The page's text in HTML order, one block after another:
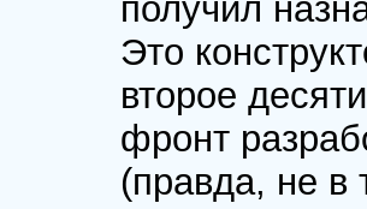
получил
Это
второе
фронт
(правда, не в